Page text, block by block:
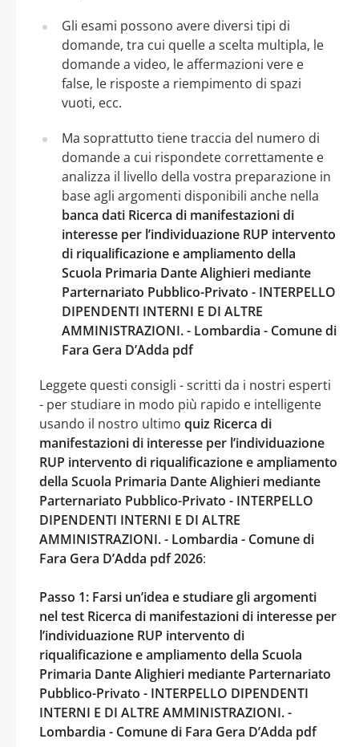
Gli esami possono avere diversi tipi di
domande, tra cui quelle a scelta multipla, le
domande a video, le affermazioni vere e
false, le risposte a riempimento di spazi
vuoti, ecc.
Ma soprattutto tiene traccia del numero di
domande a cui rispondete correttamente e
analizza il livello della vostra preparazione in
base agli argomenti disponibili anche nella
banca dati Ricerca di manifestazioni di
interesse per l’individuazione RUP intervento
di riqualificazione e ampliamento della
Scuola Primaria Dante Alighieri mediante
Parternariato Pubblico-Privato - INTERPELLO
DIPENDENTI INTERNI E DI ALTRE
AMMINISTRAZIONI. - Lombardia - Comune di
Fara Gera D’Adda pdf
Leggete questi consigli - scritti da i nostri esperti
- per studiare in modo più rapido e intelligente
usando il nostro ultimo quiz Ricerca di
manifestazioni di interesse per l’individuazione
RUP intervento di riqualificazione e ampliamento
della Scuola Primaria Dante Alighieri mediante
Parternariato Pubblico-Privato - INTERPELLO
DIPENDENTI INTERNI E DI ALTRE
AMMINISTRAZIONI. - Lombardia - Comune di
Fara Gera D’Adda pdf 2026:
Passo 1: Farsi un’idea e studiare gli argomenti
nel test Ricerca di manifestazioni di interesse per
l’individuazione RUP intervento di
riqualificazione e ampliamento della Scuola
Primaria Dante Alighieri mediante Parternariato
Pubblico-Privato - INTERPELLO DIPENDENTI
INTERNI E DI ALTRE AMMINISTRAZIONI. -
Lombardia - Comune di Fara Gera D’Adda pdf